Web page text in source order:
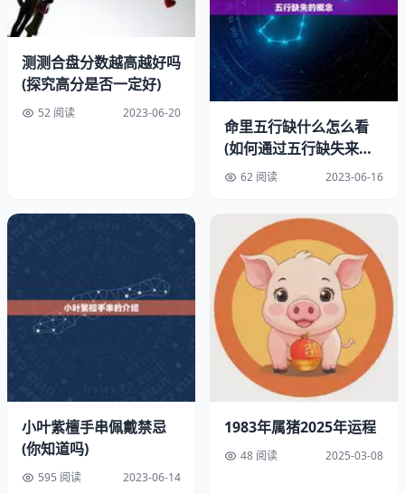
样主动联系你，也不再像以前那样关心你的生活和工作。他
可能会变得冷漠、冷静，甚至有些无动于衷。这时，你需要
警惕，因为这很可能是他已经放弃你的信号。
测测合盘分数越高越好吗
(探究高分是否一定好)
52 阅读 2023-06-20
命里五行缺什么怎么看
(如何通过五行缺失来分
析人的性格特点)
62 阅读 2023-06-16
小叶紫檀手串佩戴禁忌
(你知道吗)
595 阅读 2023-06-14
1983年属猪2025年运程
48 阅读 2025-03-08